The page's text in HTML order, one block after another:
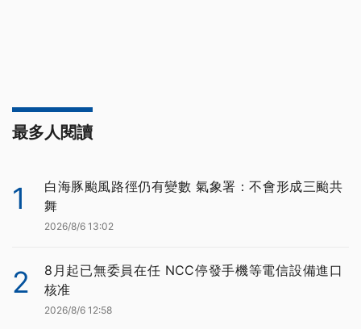
最多人閱讀
1
白海豚颱風路徑仍有變數 氣象署：不會形成三颱共
舞
2026/8/6 13:02
2
8月起已無委員在任 NCC停發手機等電信設備進口
核准
2026/8/6 12:58